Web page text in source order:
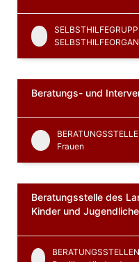
Beratungs- und
Frauen
Beratungsstelle des
Kinder und Jugendliche